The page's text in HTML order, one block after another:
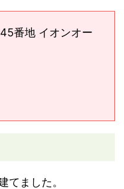
番地 イオンオー
てました。